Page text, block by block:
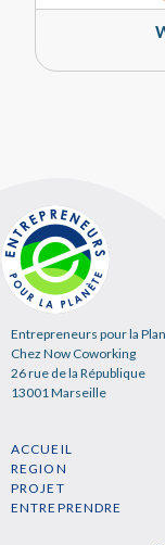
Entrepreneurs pour la
Chez Now Coworking
26 rue de la République
13001 Marseille
ACCUEIL
REGION
PROJET
ENTREPRENDRE